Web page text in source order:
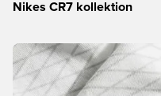
Nikes CR7 kollektion